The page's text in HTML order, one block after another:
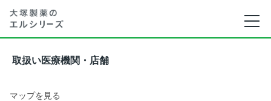
取扱い医療機関・店舗
マップを見る